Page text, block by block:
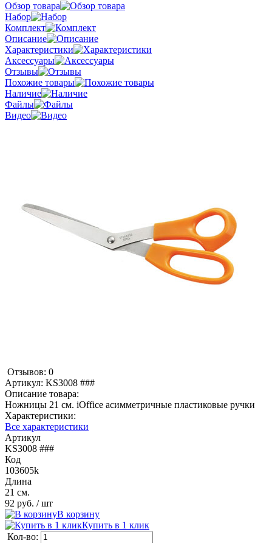
Обзор товара
Набор
Комплект
Описание
Характеристики
Аксессуары
Отзывы
Похожие товары
Наличие
Файлы
Видео
Отзывов: 0
Артикул: KS3008 ###
Описание товара:
Ножницы 21 см. iOffice асимметричные пластиковые ручки
Характеристики:
Все характеристики
Артикул
KS3008 ###
Код
103605k
Длина
21 см.
92 руб. / шт
В корзину
Купить в 1 клик
Кол-во: